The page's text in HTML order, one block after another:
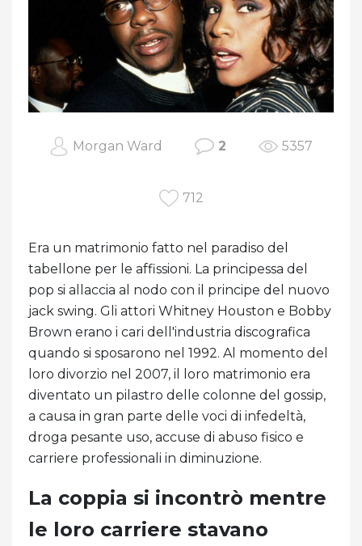
Morgan Ward 2 5357
712
Era un matrimonio fatto nel paradiso del
tabellone per le affissioni. La principessa del
pop si allaccia al nodo con il principe del nuovo
jack swing. Gli attori Whitney Houston e Bobby
Brown erano i cari dell'industria discografica
quando si sposarono nel 1992. Al momento del
loro divorzio nel 2007, il loro matrimonio era
diventato un pilastro delle colonne del gossip,
a causa in gran parte delle voci di infedeltà,
droga pesante uso, accuse di abuso fisico e
carriere professionali in diminuzione.
La coppia si incontrò mentre
le loro carriere stavano